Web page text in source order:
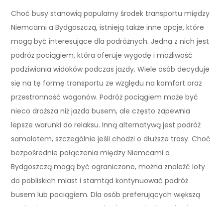
Choć busy stanowią popularny środek transportu między
Niemcami a Bydgoszczą, istnieją także inne opcje, które
mogą być interesujące dla podróżnych. Jedną z nich jest
podróż pociągiem, która oferuje wygodę i możliwość
podziwiania widoków podczas jazdy. Wiele osób decyduje
się na tę formę transportu ze względu na komfort oraz
przestronność wagonów. Podróż pociągiem może być
nieco droższa niż jazda busem, ale często zapewnia
lepsze warunki do relaksu. Inną alternatywą jest podróż
samolotem, szczególnie jeśli chodzi o dłuższe trasy. Choć
bezpośrednie połączenia między Niemcami a
Bydgoszczą mogą być ograniczone, można znaleźć loty
do pobliskich miast i stamtąd kontynuować podróż
busem lub pociągiem. Dla osób preferujących większą